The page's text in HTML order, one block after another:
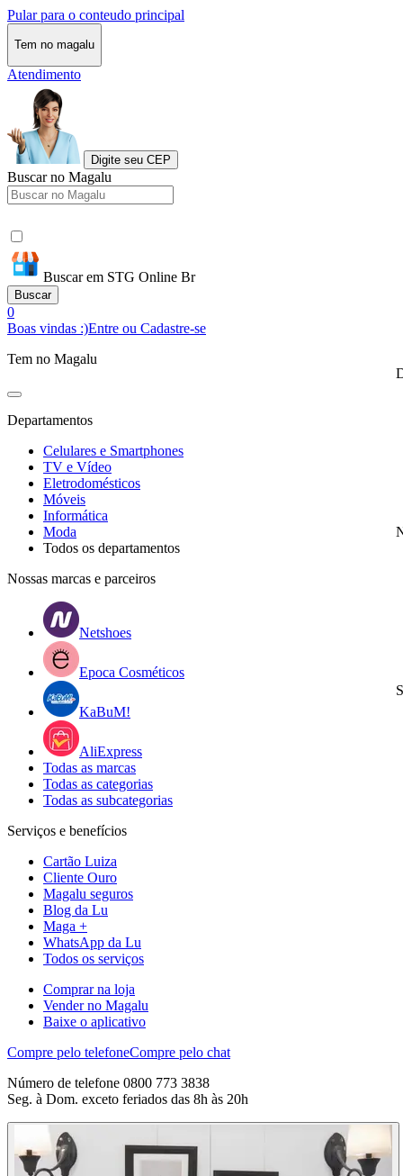
Pular para o conteudo principal
Tem no magalu
Atendimento
Digite seu CEP
Buscar no Magalu
Buscar em STG Online Br
Buscar
0
Boas vindas :)Entre ou Cadastre-se
Tem no Magalu
Departamentos
Celulares e Smartphones
TV e Vídeo
Eletrodomésticos
Móveis
Informática
Moda
Todos os departamentos
Nossas marcas e parceiros
Netshoes
Epoca Cosméticos
KaBuM!
AliExpress
Todas as marcas
Todas as categorias
Todas as subcategorias
Serviços e benefícios
Cartão Luiza
Cliente Ouro
Magalu seguros
Blog da Lu
Maga +
WhatsApp da Lu
Todos os serviços
Comprar na loja
Vender no Magalu
Baixe o aplicativo
Compre pelo telefoneCompre pelo chat
Número de telefone 0800 773 3838
Seg. à Dom. exceto feriados das 8h às 20h